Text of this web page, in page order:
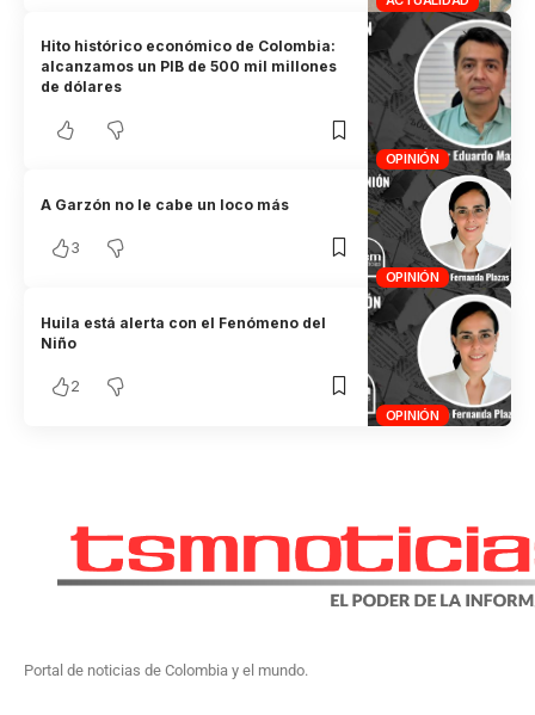
OPINIÓN
Hito histórico económico de Colombia:
alcanzamos un PIB de 500 mil millones
de dólares
OPINIÓN
A Garzón no le cabe un loco más
3
OPINIÓN
Huila está alerta con el Fenómeno del
Niño
2
Portal de noticias de Colombia y el mundo.